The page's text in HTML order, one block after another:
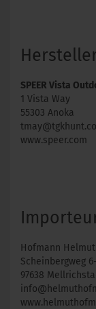
SPEER Vista
1 Vista Way
55303 Anoka
www.speer.com
Hofmann Helmut
Scheinbergweg
97638